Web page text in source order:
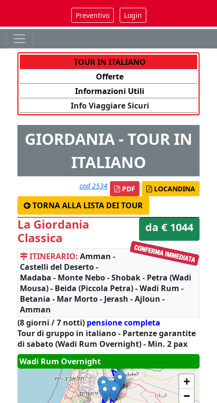
Preventivo Login
TOUR IN ITALIANO
Offerte
Informazioni Utili
Info Viaggiare Sicuri
GIORDANIA - TOUR IN
ITALIANO
LOCANDINA
PDF
cod 2534
TORNA ALLA LISTA DEI TOUR
da € 1044
La Giordania
Classica
ITINERARIO: Amman -
Castelli del Deserto -
Madaba - Monte Nebo - Shobak - Petra (Wadi
Mousa) - Beida (Piccola Petra) - Wadi Rum -
Betania - Mar Morto - Jerash - Ajloun -
Amman
(8 giorni / 7 notti) pensione completa
Tour di gruppo in italiano - Partenze garantite
di sabato (Wadi Rum Overnight) - Min. 2 pax
Wadi Rum Overnight
+
−